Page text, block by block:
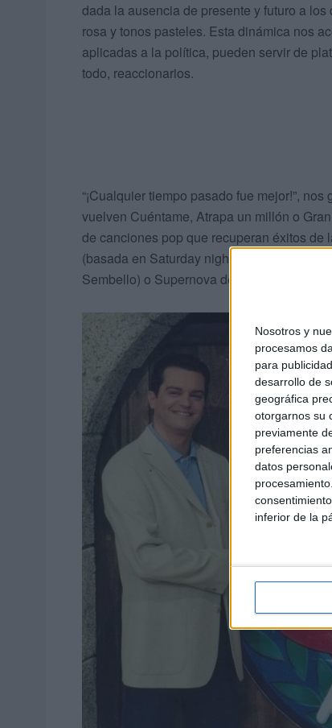
Nosotros y
procesamos
para
desarrollo de
geográfica
otorgarnos su
previamente
preferencias
datos
inferior de la
dada la ausencia de presente y futuro a
rosa y tonos pasteles. Esta dinámica nos
aplicadas a la política, pueden servir de
todo, reaccionarios.
“¡Cualquier tiempo pasado fue mejor!”,
vuelven Cuéntame, Atrapa un millón o
de canciones pop que recuperan éxitos
(basada en Saturday night de Whigfield),
Sembello) o Supernova de Saiko (que